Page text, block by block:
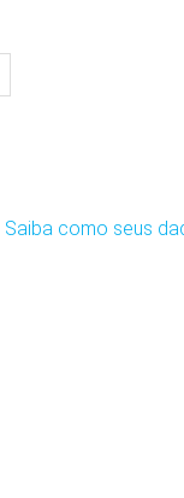
Saiba como seus